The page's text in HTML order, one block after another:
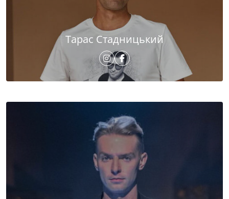
Тарас Стадницький